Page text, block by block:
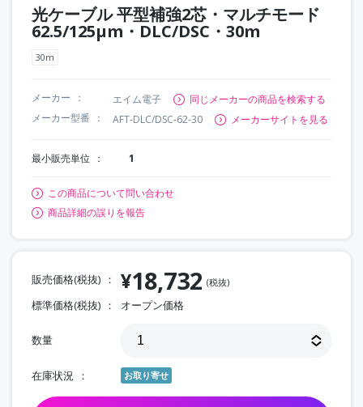
光ケーブル 平型補強2芯・マルチモード
62.5/125μm・DLC/DSC・30m
30m
メーカー エイム電子
同じメーカーの商品を検索する
メーカー型番
AFT-DLC/DSC-62-30 メーカーサイトを見る
最小販売単位 1
この商品について問い合わせ
商品詳細の誤りを報告
販売価格(税抜) ¥18,732 (税抜)
標準価格(税抜) オープン価格
数量
在庫状況 お取り寄せ